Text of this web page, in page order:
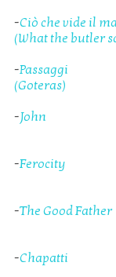
-Ciò che vide il
(What the butler
-Passaggi
(Goteras)
-John
-Ferocity
-The Good Father
-Chapatti